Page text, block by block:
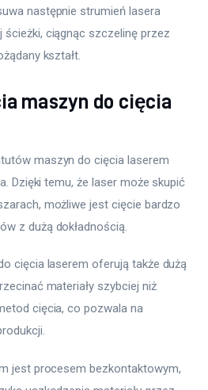
następnie strumień lasera
ścieżki, ciągnąc szczelinę przez
kształt.
maszyn do cięcia
maszyn do cięcia laserem
Dzięki temu, że laser może skupić
możliwe jest cięcie bardzo
z dużą dokładnością.
cięcia laserem oferują także dużą
materiały szybciej niż
cięcia, co pozwala na
jest procesem bezkontaktowym,